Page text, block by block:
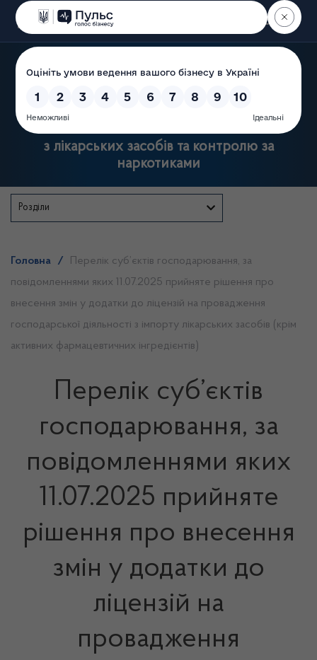
Пошук
Державна служба України
з лікарських засобів та контролю за
наркотиками
Розділи
Головна /
Перелік суб’єктів господарювання, за
повідомленнями яких 11.07.2025 прийняте рішення про
внесення змін у додатки до ліцензій на провадження
господарської діяльності з імпорту лікарських засобів (крім
активних фармацевтичних інгредієнтів)
Перелік суб’єктів
господарювання, за
повідомленнями яких
11.07.2025 прийняте
рішення про внесення
змін у додатки до
ліцензій на
провадження